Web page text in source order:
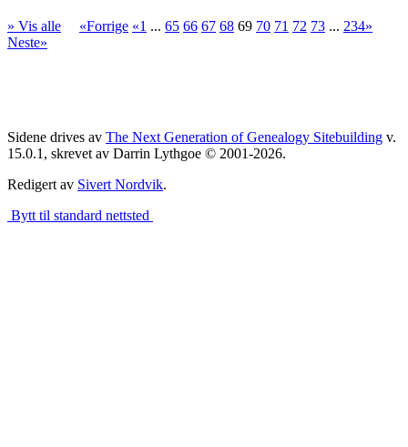
» Vis alle «Forrige «1 ... 65 66 67 68 69 70 71 72 73 ... 234»
Neste»
Sidene drives av The Next Generation of Genealogy Sitebuilding v.
15.0.1, skrevet av Darrin Lythgoe © 2001-2026.
Redigert av Sivert Nordvik.
Bytt til standard nettsted